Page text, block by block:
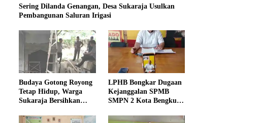
Sering Dilanda Genangan, Desa Sukaraja Usulkan
Pembangunan Saluran Irigasi
Budaya Gotong Royong
Tetap Hidup, Warga
Sukaraja Bersihkan
LPHB Bongkar Dugaan
Kejanggalan SPMB
SMPN 2 Kota Bengkulu,
Menyeluruh